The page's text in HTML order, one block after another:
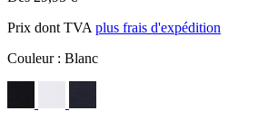
Prix dont TVA plus frais d'expédition
Couleur : Blanc